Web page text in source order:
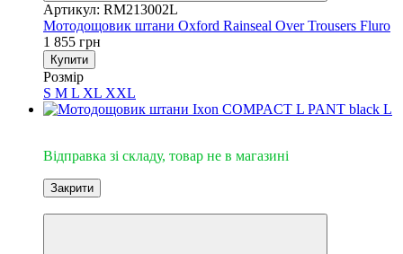
Артикул: RM213002L
Мотодощовик штани Oxford Rainseal Over Trousers Fluro
1 855 грн
Купити
Розмір
S M L XL XXL
Відправка зі складу, товар не в магазині
Закрити